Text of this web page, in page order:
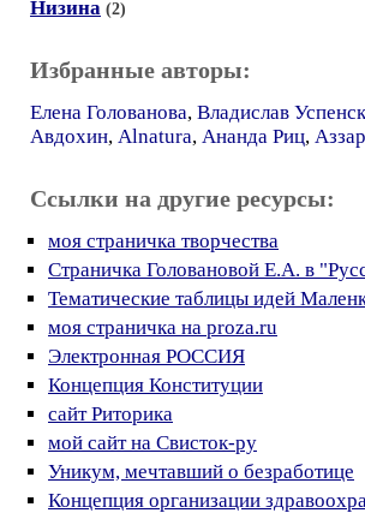
Низина (2)
Избранные авторы:
Елена Голованова, Владислав
Авдохин, Alnatura, Ананда Риц,
Ссылки на другие ресурсы:
моя страничка творчества
Страничка Головановой Е.А. в
Тематические таблицы идей
моя страничка на proza.ru
Электронная РОССИЯ
Концепция Конституции
сайт Риторика
мой сайт на Свисток-ру
Уникум, мечтавший о безработице
Концепция организации